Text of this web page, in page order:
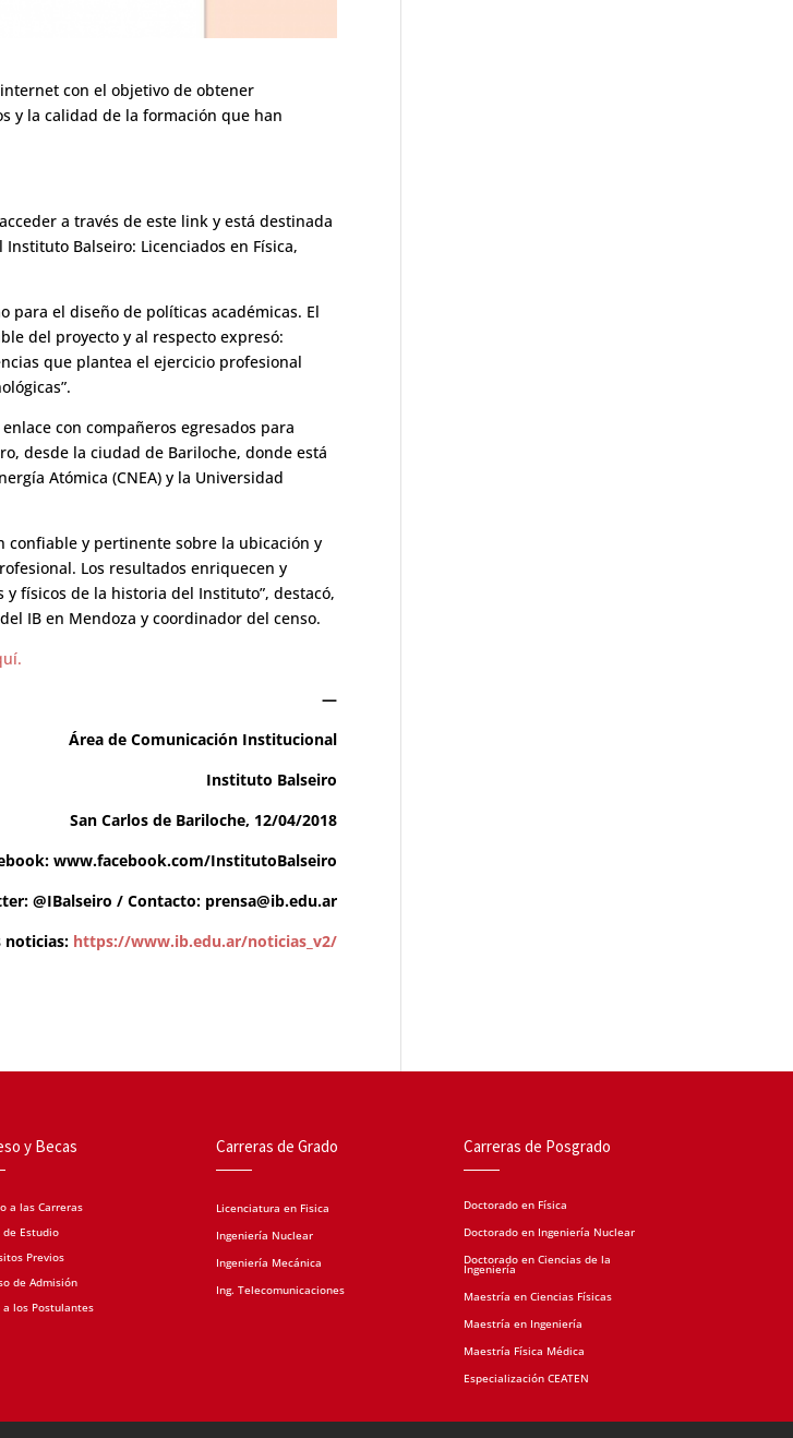
con el objetivo de obtener
y la calidad de la formación que han
a través deeste link y está destinada
Balseiro: Licenciados en Física,
el diseño de políticas académicas. El
del proyecto y al respecto expresó:
que plantea el ejercicio profesional
con compañeros egresados para
desde la ciudad de Bariloche, donde está
Atómica (CNEA) y la Universidad
confiable y pertinente sobre la ubicación y
Los resultados enriquecen y
físicos de la historia del Instituto”, destacó,
IB en Mendoza y coordinador del censo.
—
Área de Comunicación Institucional
Instituto Balseiro
San Carlos de Bariloche, 12/04/2018
www.facebook.com/InstitutoBalseiro
@IBalseiro / Contacto: prensa@ib.edu.ar
noticias: https://www.ib.edu.ar/noticias_v2/
y Becas
a las Carreras
de Estudio
Previos
de Admisión
a los Postulantes
Carreras de Grado
Licenciatura en Fisica
Ingeniería Nuclear
Ingeniería Mecánica
Ing. Telecomunicaciones
Carreras de Posgrado
Doctorado en Física
Doctorado en Ingeniería Nuclear
Doctorado en Ciencias de la
Ingeniería
Maestría en Ciencias Físicas
Maestría en Ingeniería
Maestría Física Médica
Especialización CEATEN